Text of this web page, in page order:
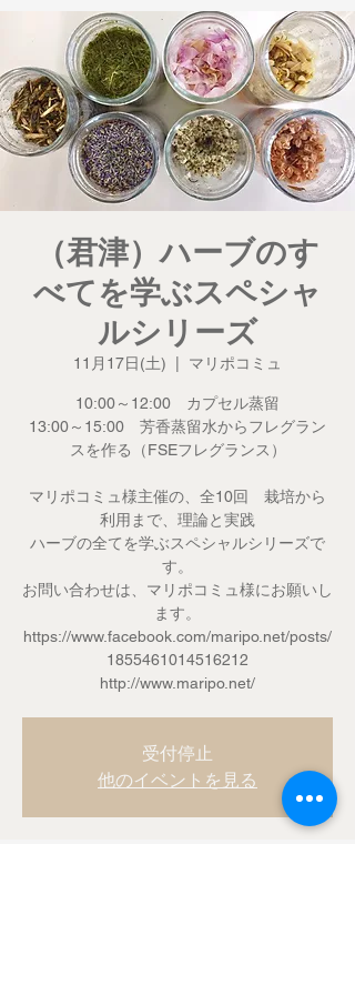
（君津）ハーブのす
べてを学ぶスペシャ
ルシリーズ
11月17日(土) マリポコミュ
10:00～12:00 カプセル蒸留
13:00～15:00 芳香蒸留水からフレグラン
スを作る（FSEフレグランス）
マリポコミュ様主催の、全10回 栽培から
利用まで、理論と実践
ハーブの全てを学ぶスペシャルシリーズで
す。
お問い合わせは、マリポコミュ様にお願いし
ます。
https://www.facebook.com/maripo.net/posts/
1855461014516212
http://www.maripo.net/
受付停止
他のイベントを見る